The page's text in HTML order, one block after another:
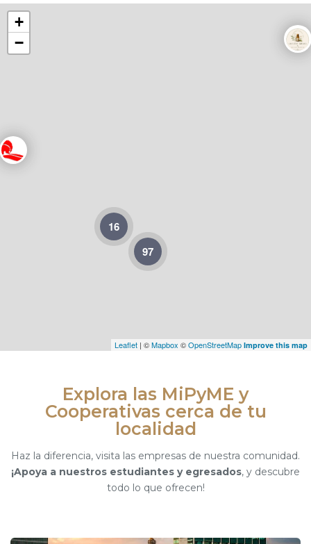
16
97
+
−
Leaflet | ©Mapbox ©OpenStreetMap Improve this map
Explora las MiPyME y
Cooperativas cerca de tu
localidad
Haz la diferencia, visita las empresas de nuestra comunidad.
¡Apoya a nuestros estudiantes y egresados, y descubre
todo lo que ofrecen!